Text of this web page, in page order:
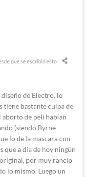
que se escribió esto
de Electro, lo
tiene bastante culpa de
aborto de peli habían
(siendo Byrne
lo de la mascara con
que a dia de hoy ningún
por muy rancio
lo mismo. Luego un